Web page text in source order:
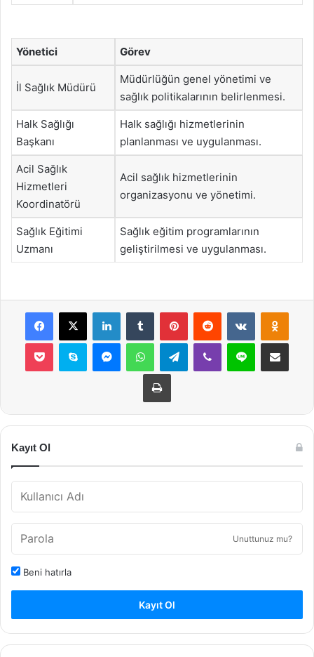
Yönetici Görev
İl Sağlık Müdürü
Müdürlüğün genel yönetimi ve
sağlık politikalarının belirlenmesi.
Halk Sağlığı
Başkanı
Halk sağlığı hizmetlerinin
planlanması ve uygulanması.
Acil Sağlık
Hizmetleri
Koordinatörü
Acil sağlık hizmetlerinin
organizasyonu ve yönetimi.
Sağlık Eğitimi
Uzmanı
Sağlık eğitim programlarının
geliştirilmesi ve uygulanması.
Facebook
X LinkedInTumblr PinterestReddit VKontakte
Pocket Skype MessengerWhatsAppTelegramViber Line E-Posta ile
Yazdır
Kayıt Ol
Unuttunuz mu?
Beni hatırla
Kayıt Ol